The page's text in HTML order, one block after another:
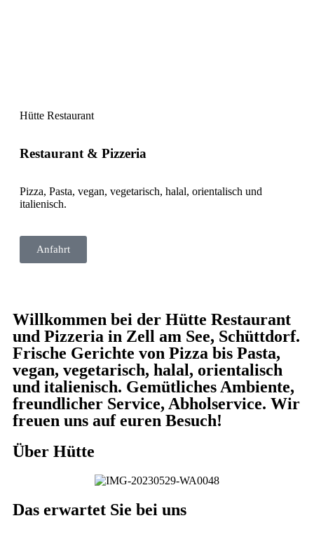
Hütte Restaurant
Restaurant & Pizzeria
Pizza, Pasta, vegan, vegetarisch, halal, orientalisch und
italienisch.
Anfahrt
Willkommen bei der Hütte Restaurant
und Pizzeria in Zell am See, Schüttdorf.
Frische Gerichte von Pizza bis Pasta,
vegan, vegetarisch, halal, orientalisch
und italienisch. Gemütliches Ambiente,
freundlicher Service, Abholservice. Wir
freuen uns auf euren Besuch!
Über Hütte
Das erwartet Sie bei uns